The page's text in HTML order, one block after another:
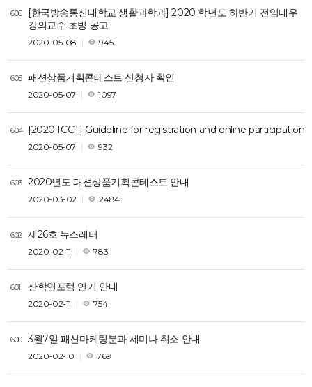
606
[한국방송통신대학교 생활과학과] 2020 학년도 하반기 전임대우
강의교수 초빙 공고
2020-05-08 945
605 패션상품기획콘테스트 신청자 확인
2020-05-07 1097
604 [2020 ICCT] Guideline for registration and online participation
2020-05-07 932
603 2020년도 패션상품기획콘테스트 안내
2020-03-02 2484
602 제26호 뉴스레터
2020-02-11 783
601 산학연포럼 연기 안내
2020-02-11 754
600 3월7일 패션마케팅분과 세미나 취소 안내
2020-02-10 769